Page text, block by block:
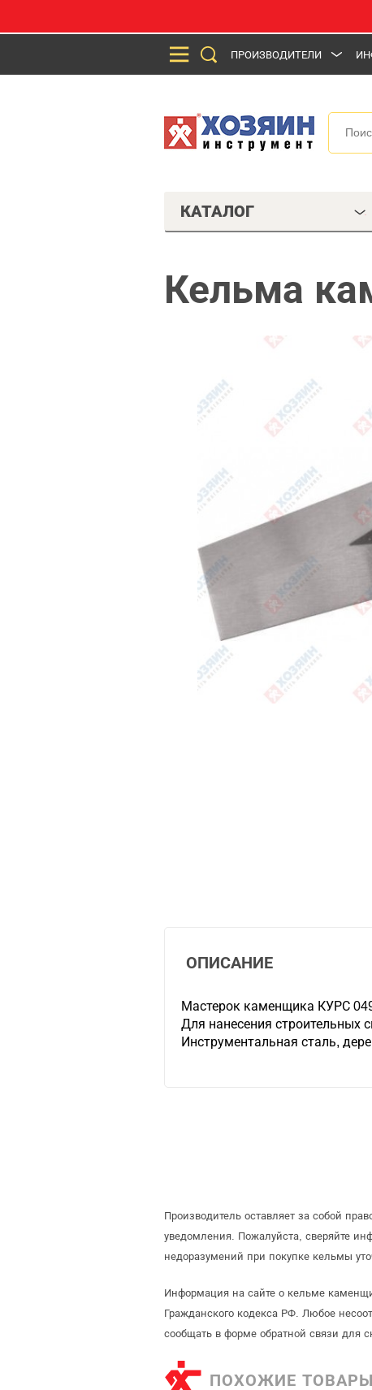
ПРОИЗВОДИТЕЛИ
КАТАЛОГ
Кельма
ОПИСАНИЕ
Мастерок каменщика КУРС
Для нанесения строительных
Инструментальная сталь,
Производитель оставляет за собой
уведомления. Пожалуйста, сверяйте
недоразумений при покупке кельмы
Информация на сайте о кельме
Гражданского кодекса РФ. Любое
сообщать в форме обратной связи для
ПОХОЖИЕ ТОВАРЫ